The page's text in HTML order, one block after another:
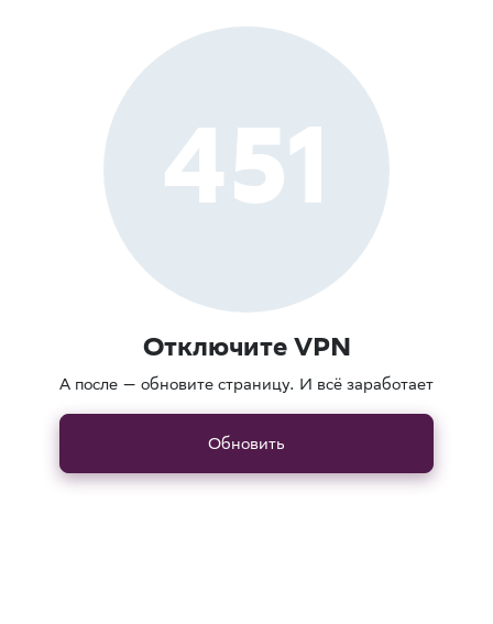
451
Отключите VPN
А после — обновите страницу. И всё заработает
Обновить